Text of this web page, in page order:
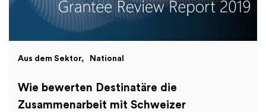
Aus dem Sektor National
Wie bewerten Destinatäre die
Zusammenarbeit mit Schweizer